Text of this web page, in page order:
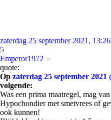
zaterdag 25 september 2021,
5
Emperor1972
quote:
Op zaterdag 25 september 2021
volgende:
Was een prima maatregel, mag
Hypochondier met smetvrees of
ook kunnen!